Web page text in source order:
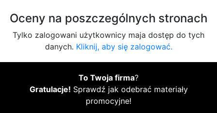
Oceny na poszczególnych stronach
Tylko zalogowani użytkownicy maja dostęp do tych
danych. Kliknij, aby się zalogować.
To Twoja firma?
Gratulacje! Sprawdź jak odebrać materiały
promocyjne!